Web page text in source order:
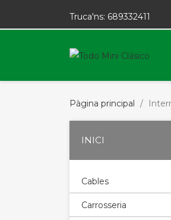
Truca'ns: 689332411
Pàgina principal
INICI
Cables
Carrosseria